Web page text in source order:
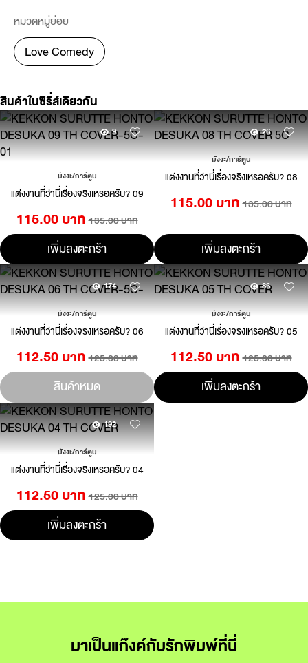
หมวดหมู่ย่อย
Love Comedy
สินค้าในซีรี่ส์เดียวกัน
9
มังงะ/การ์ตูน
แต่งงานที่ว่านี่เรื่องจริงเหรอครับ? 09
115.00 บาท 135.00 บาท
เพิ่มลงตะกร้า
26
มังงะ/การ์ตูน
แต่งงานที่ว่านี่เรื่องจริงเหรอครับ? 08
115.00 บาท 135.00 บาท
เพิ่มลงตะกร้า
174
มังงะ/การ์ตูน
แต่งงานที่ว่านี่เรื่องจริงเหรอครับ? 06
112.50 บาท 125.00 บาท
สินค้าหมด
86
มังงะ/การ์ตูน
แต่งงานที่ว่านี่เรื่องจริงเหรอครับ? 05
112.50 บาท 125.00 บาท
เพิ่มลงตะกร้า
192
มังงะ/การ์ตูน
แต่งงานที่ว่านี่เรื่องจริงเหรอครับ? 04
112.50 บาท 125.00 บาท
เพิ่มลงตะกร้า
มาเป็นแก๊งค์กับรักพิมพ์ที่นี่